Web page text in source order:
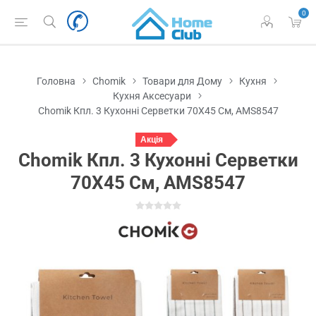
0
Головна Chomik Товари для Дому
Кухня
Кухня Аксесуари
Chomik Кпл. 3 Кухонні Серветки 70X45 См, AMS8547
Акція
Chomik Кпл. 3 Кухонні Серветки
70X45 См, AMS8547